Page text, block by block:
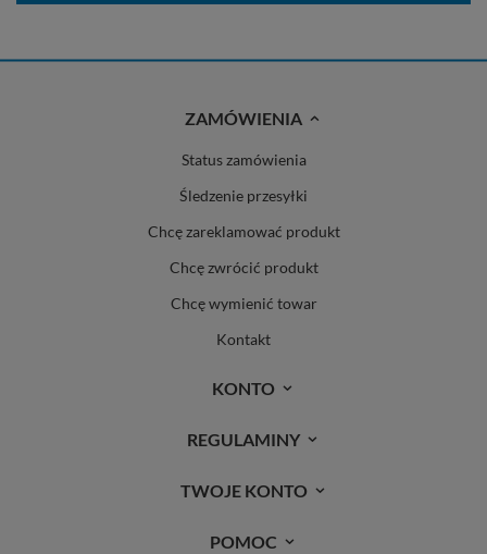
ZAMÓWIENIA
Status zamówienia
Śledzenie przesyłki
Chcę zareklamować produkt
Chcę zwrócić produkt
Chcę wymienić towar
Kontakt
KONTO
REGULAMINY
TWOJE KONTO
POMOC